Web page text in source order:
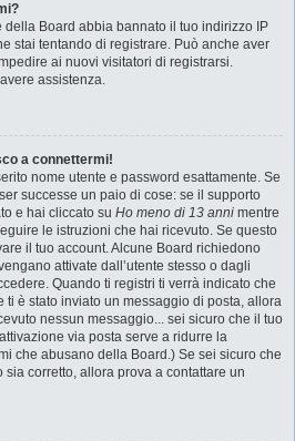
della Board abbia bannato il tuo indirizzo IP
stai tentando di registrare. Può anche aver
ai nuovi visitatori di registrarsi.
assistenza.
a connettermi!
nome utente e password esattamente. Se
successe un paio di cose: se il supporto
e hai cliccato su Ho meno di 13 anni mentre
le istruzioni che hai ricevuto. Se questo
il tuo account. Alcune Board richiedono
attivate dall’utente stesso o dagli
Quando ti registri ti verrà indicato che
ti è stato inviato un messaggio di posta, allora
nessun messaggio... sei sicuro che il tuo
via posta serve a ridurre la
che abusano della Board.) Se sei sicuro che
sia corretto, allora prova a contattare un